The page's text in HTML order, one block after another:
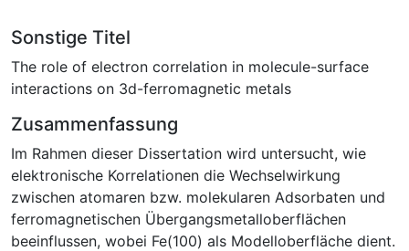
Sonstige Titel
The role of electron correlation in molecule-surface
interactions on 3d-ferromagnetic metals
Zusammenfassung
Im Rahmen dieser Dissertation wird untersucht, wie
elektronische Korrelationen die Wechselwirkung
zwischen atomaren bzw. molekularen Adsorbaten und
ferromagnetischen Übergangsmetalloberflächen
beeinflussen, wobei Fe(100) als Modelloberfläche dient.